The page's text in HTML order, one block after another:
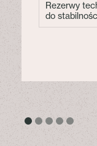
Rezerwy
do